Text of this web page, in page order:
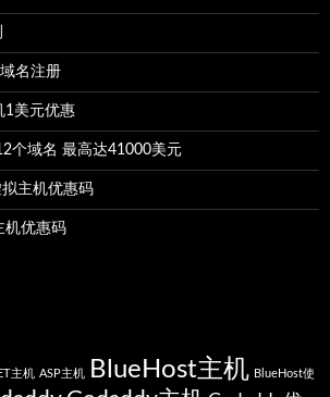
名注册
1美元优惠
个域名 最高达41000美元
主机优惠码
机优惠码
主机 ASP主机 BlueHost主机 BlueHost使